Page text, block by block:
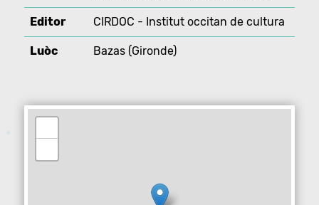
Editor CIRDOC - Institut occitan de cultura
Luòc Bazas (Gironde)